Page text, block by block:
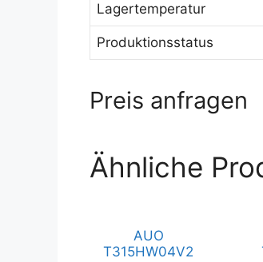
Lagertemperatur
Produktionsstatus
Preis anfragen
Ähnliche
AUO
T315HW04V2